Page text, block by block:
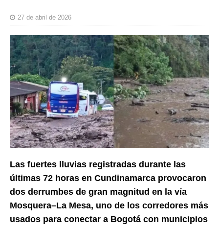
27 de abril de 2026
Las fuertes lluvias registradas durante las
últimas 72 horas en Cundinamarca provocaron
dos derrumbes de gran magnitud en la vía
Mosquera–La Mesa, uno de los corredores más
usados para conectar a Bogotá con municipios